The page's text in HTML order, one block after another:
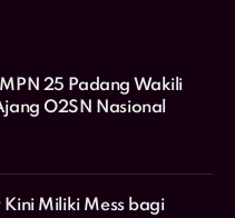
25 Padang Wakili
O2SN Nasional
Kini Miliki Mess bagi